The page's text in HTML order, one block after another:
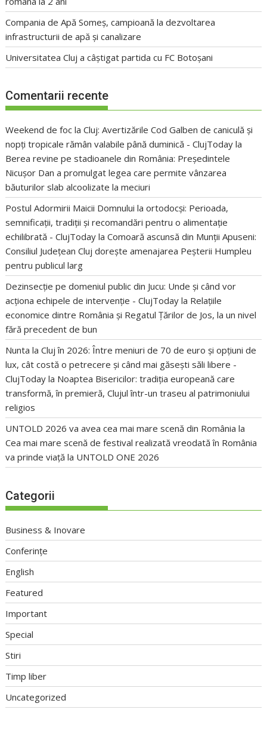
Compania de Apă Someș, campioană la dezvoltarea
infrastructurii de apă și canalizare
Universitatea Cluj a câștigat partida cu FC Botoșani
Comentarii recente
Weekend de foc la Cluj: Avertizările Cod Galben de caniculă și
nopți tropicale rămân valabile până duminică - ClujToday la
Berea revine pe stadioanele din România: Președintele
Nicușor Dan a promulgat legea care permite vânzarea
băuturilor slab alcoolizate la meciuri
Postul Adormirii Maicii Domnului la ortodocși: Perioada,
semnificații, tradiții și recomandări pentru o alimentație
echilibrată - ClujToday laComoară ascunsă din Munții Apuseni:
Consiliul Județean Cluj dorește amenajarea Peșterii Humpleu
pentru publicul larg
Dezinsecție pe domeniul public din Jucu: Unde și când vor
acționa echipele de intervenție - ClujToday la Relațiile
economice dintre România și Regatul Țărilor de Jos, la un nivel
fără precedent de bun
Nunta la Cluj în 2026: Între meniuri de 70 de euro și opțiuni de
lux, cât costă o petrecere și când mai găsești săli libere -
ClujToday la Noaptea Bisericilor: tradiția europeană care
transformă, în premieră, Clujul într-un traseu al patrimoniului
religios
UNTOLD 2026 va avea cea mai mare scenă din România la
Cea mai mare scenă de festival realizată vreodată în România
va prinde viață la UNTOLD ONE 2026
Categorii
Business & Inovare
Conferințe
English
Featured
Important
Special
Stiri
Timp liber
Uncategorized